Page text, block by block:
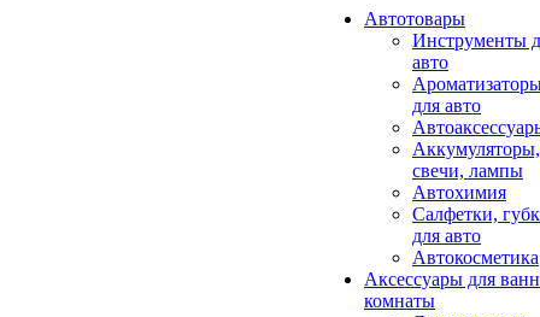
Автотовары
Инструменты
авто
для авто
Аккумуляторы,
свечи, лампы
Автохимия
Салфетки,
для авто
Автокосметика
Аксессуары для
комнаты